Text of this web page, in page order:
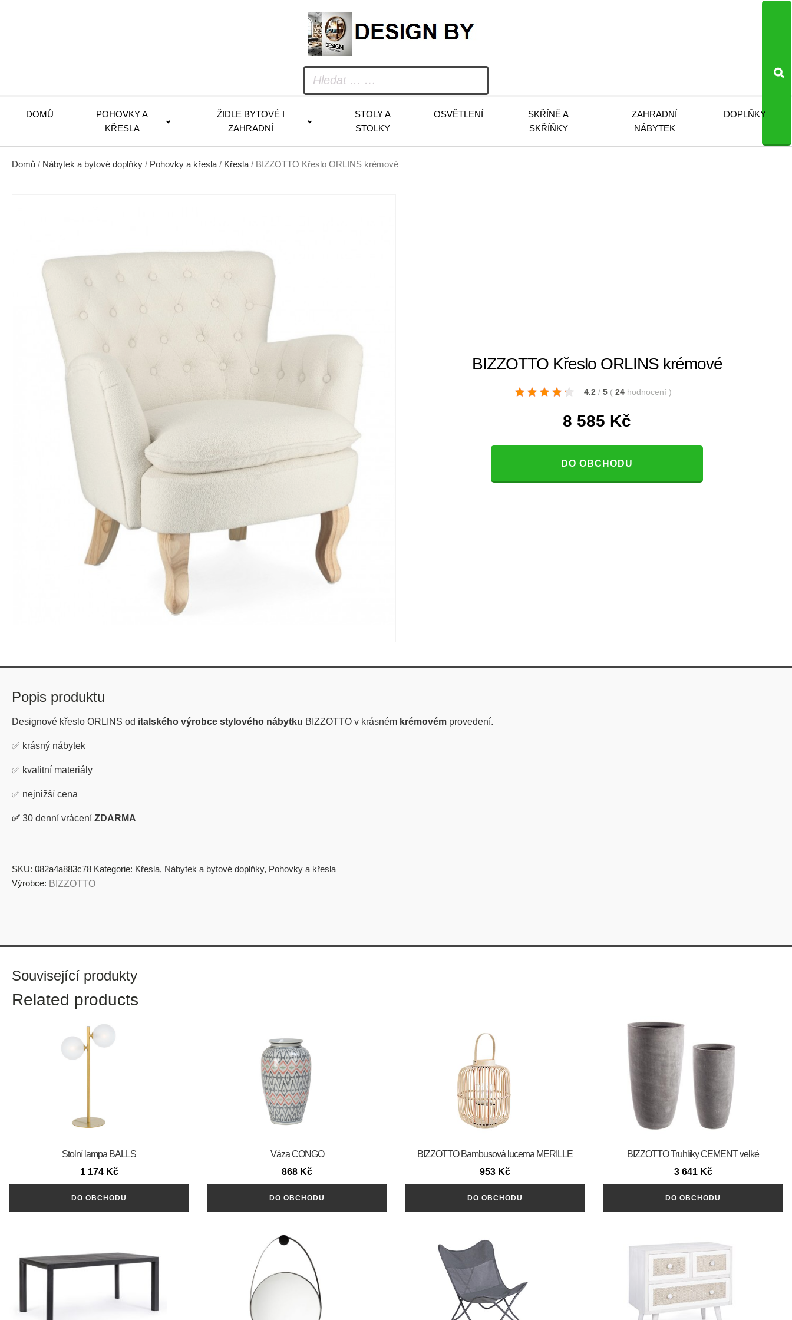
DOMŮ
POHOVKY A
KŘESLA
ŽIDLE BYTOVÉ I
ZAHRADNÍ
STOLY A
STOLKY
OSVĚTLENÍ
SKŘÍNĚ A
SKŘÍŇKY
ZAHRADNÍ
NÁBYTEK
DOPLŇKY
Domů / Nábytek a bytové doplňky / Pohovky a křesla / Křesla / BIZZOTTO Křeslo ORLINS krémové
BIZZOTTO Křeslo ORLINS krémové
4.2 / 5 ( 24 hodnocení )
8 585 Kč
DO OBCHODU
Popis produktu
Designové křeslo ORLINS od italského výrobce stylového nábytku BIZZOTTO v krásném krémovém provedení.
✅ krásný nábytek
✅ kvalitní materiály
✅ nejnižší cena
✅ 30 denní vrácení ZDARMA
SKU: 082a4a883c78 Kategorie: Křesla, Nábytek a bytové doplňky, Pohovky a křesla
Výrobce: BIZZOTTO
Související produkty
Related products
Stolní lampa BALLS
1 174 Kč
DO OBCHODU
Váza CONGO
868 Kč
DO OBCHODU
BIZZOTTO Bambusová lucerna MERILLE
953 Kč
DO OBCHODU
BIZZOTTO Truhlíky CEMENT velké
3 641 Kč
DO OBCHODU